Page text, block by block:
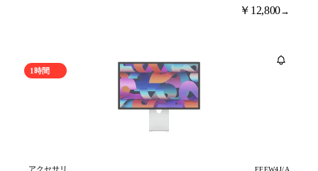
￥12,800→
1時間
アクセサリ FFEW4J/A